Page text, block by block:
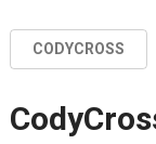
CODYCROSS